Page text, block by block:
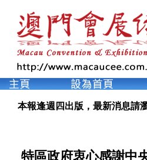
本報逢週四出版，最新消息請
特區政府衷心感謝中